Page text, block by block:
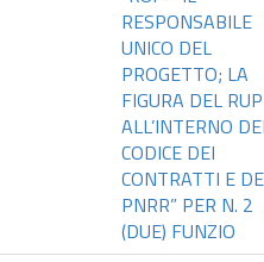
RESPONSABILE
UNICO DEL
PROGETTO; LA
FIGURA DEL RUP
ALL’INTERNO
CODICE DEI
CONTRATTI E
PNRR” PER N. 2
(DUE) FUNZIO